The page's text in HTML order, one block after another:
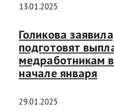
13.01.2025
Голикова
подготовят
медработникам
начале января
29.01.2025